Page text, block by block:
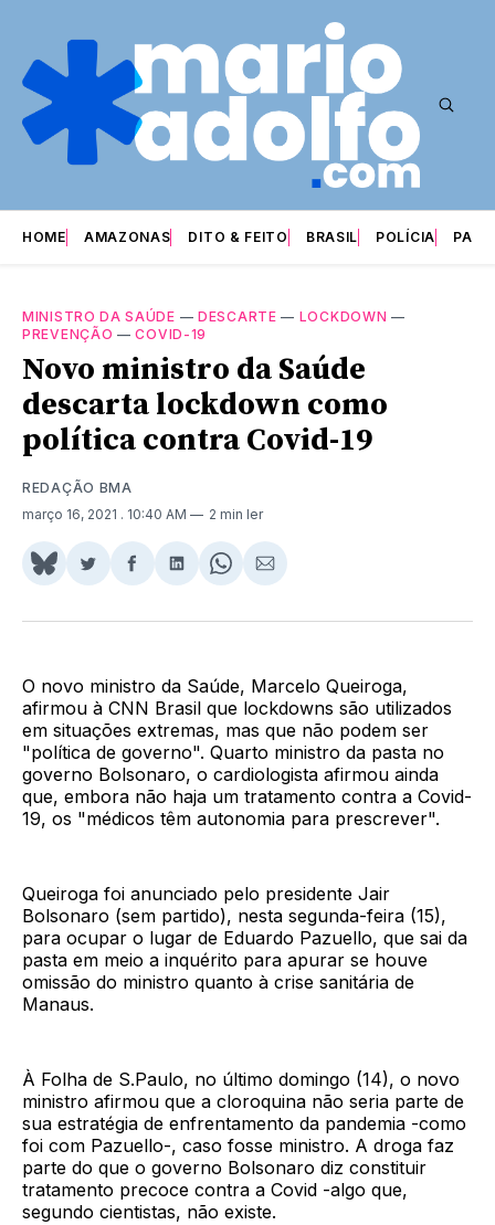
HOME AMAZONAS DITO & FEITO BRASIL POLÍCIA
MINISTRO DA SAÚDE —DESCARTE — LOCKDOWN —
PREVENÇÃO —COVID-19
Novo ministro da Saúde
descarta lockdown como
política contra Covid-19
REDAÇÃO BMA
março 16, 2021 . 10:40 AM 2 min ler
Share
BlueSky
Compartilhar
Twitter
Compartilhar
Facebook
Compartilhar
LinkedIn
Share
WhatsApp
Compartilhar
Email
O novo ministro da Saúde, Marcelo Queiroga,
afirmou à CNN Brasil que lockdowns são utilizados
em situações extremas, mas que não podem ser
"política de governo". Quarto ministro da pasta no
governo Bolsonaro, o cardiologista afirmou ainda
que, embora não haja um tratamento contra a Covid-
19, os "médicos têm autonomia para prescrever".
Queiroga foi anunciado pelo presidente Jair
Bolsonaro (sem partido), nesta segunda-feira (15),
para ocupar o lugar de Eduardo Pazuello, que sai da
pasta em meio a inquérito para apurar se houve
omissão do ministro quanto à crise sanitária de
Manaus.
À Folha de S.Paulo, no último domingo (14), o novo
ministro afirmou que a cloroquina não seria parte de
sua estratégia de enfrentamento da pandemia -como
foi com Pazuello-, caso fosse ministro. A droga faz
parte do que o governo Bolsonaro diz constituir
tratamento precoce contra a Covid -algo que,
segundo cientistas, não existe.